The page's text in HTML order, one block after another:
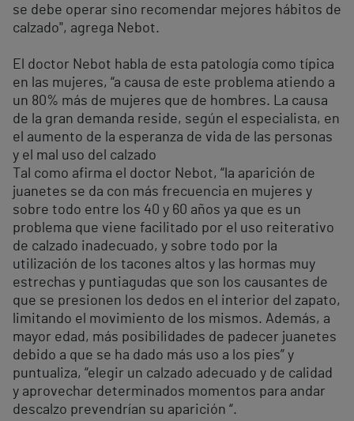
se debe operar sino recomendar mejores hábitos de
calzado", agrega Nebot.
El doctor Nebot habla de esta patología como típica
en las mujeres, “a causa de este problema atiendo a
un 80% más de mujeres que de hombres. La causa
de la gran demanda reside, según el especialista, en
el aumento de la esperanza de vida de las personas
y el mal uso del calzado
Tal como afirma el doctor Nebot, “la aparición de
juanetes se da con más frecuencia en mujeres y
sobre todo entre los 40 y 60 años ya que es un
problema que viene facilitado por el uso reiterativo
de calzado inadecuado, y sobre todo por la
utilización de los tacones altos y las hormas muy
estrechas y puntiagudas que son los causantes de
que se presionen los dedos en el interior del zapato,
limitando el movimiento de los mismos. Además, a
mayor edad, más posibilidades de padecer juanetes
debido a que se ha dado más uso a los pies” y
puntualiza, “elegir un calzado adecuado y de calidad
y aprovechar determinados momentos para andar
descalzo prevendrían su aparición “.